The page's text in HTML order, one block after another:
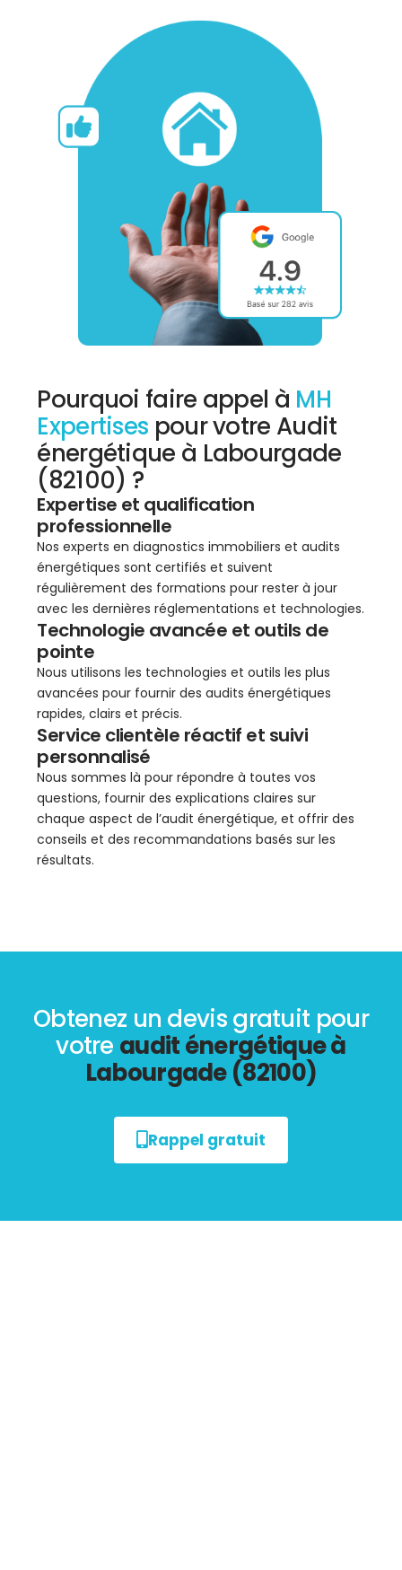
Pourquoi faire appel à MH
Expertises pour votre Audit
énergétique à Labourgade
(82100) ?
Expertise et qualification
professionnelle
Nos experts en diagnostics immobiliers et audits
énergétiques sont certifiés et suivent
régulièrement des formations pour rester à jour
avec les dernières réglementations et technologies.
Technologie avancée et outils de
pointe
Nous utilisons les technologies et outils les plus
avancées pour fournir des audits énergétiques
rapides, clairs et précis.
Service clientèle réactif et suivi
personnalisé
Nous sommes là pour répondre à toutes vos
questions, fournir des explications claires sur
chaque aspect de l’audit énergétique, et offrir des
conseils et des recommandations basés sur les
résultats.
Obtenez un devis gratuit pour
votre audit énergétique à
Labourgade (82100)
Rappel gratuit